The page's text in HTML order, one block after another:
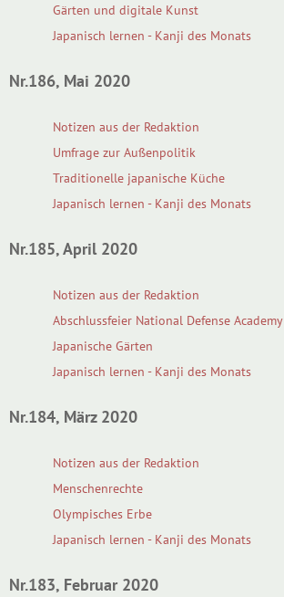
Gärten und digitale Kunst
Japanisch lernen - Kanji des Monats
Nr.186, Mai 2020
Notizen aus der Redaktion
Umfrage zur Außenpolitik
Traditionelle japanische Küche
Japanisch lernen - Kanji des Monats
Nr.185, April 2020
Notizen aus der Redaktion
Abschlussfeier National Defense Academy
Japanische Gärten
Japanisch lernen - Kanji des Monats
Nr.184, März 2020
Notizen aus der Redaktion
Menschenrechte
Olympisches Erbe
Japanisch lernen - Kanji des Monats
Nr.183, Februar 2020